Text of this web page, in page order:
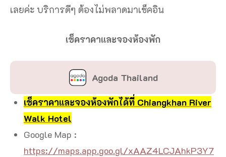
เลยค่ะ บริการดีๆ ต้องไม่พลาดมาเช็คอิน
เช็คราคาและจองห้องพัก
Agoda Thailand
เช็คราคาและจองห้องพักได้ที่ Chiangkhan River
Walk Hotel
Google Map :
https://maps.app.goo.gl/xAAZ4LCJAhkP3Y7